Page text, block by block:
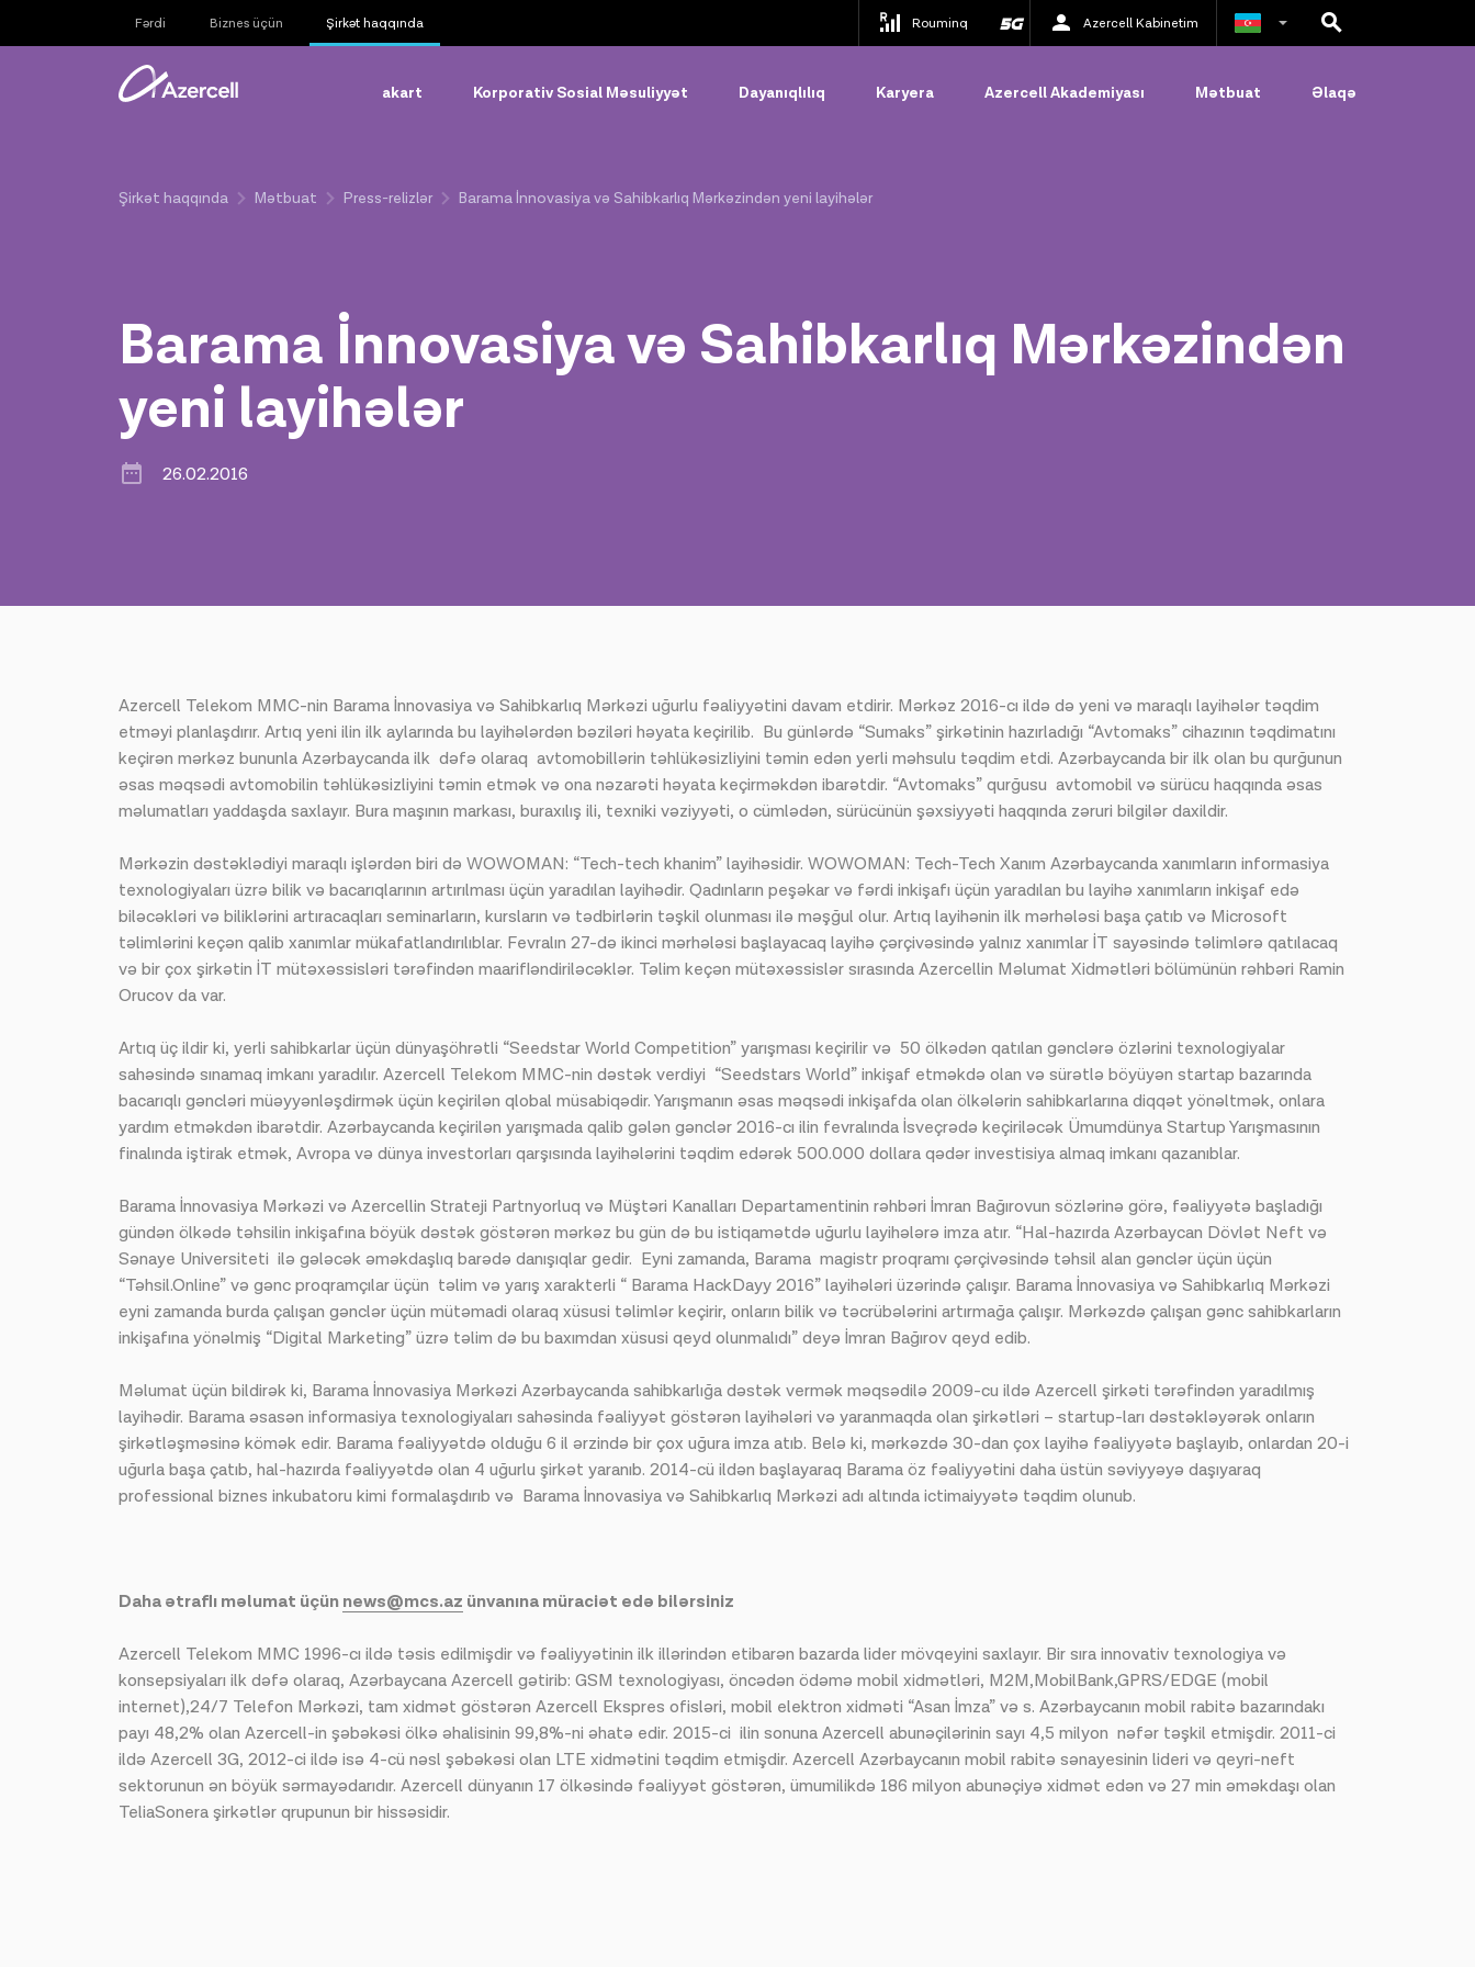
Fərdi Biznes üçün Şirkət haqqında Rouminq Azercell Kabinetim
akart Korporativ Sosial Məsuliyyət Dayanıqlılıq Karyera Azercell Akademiyası Mətbuat Əlaqə
Şirkət haqqında Mətbuat Press-relizlər Barama İnnovasiya və Sahibkarlıq Mərkəzindən yeni layihələr
Barama İnnovasiya və Sahibkarlıq Mərkəzindən
yeni layihələr
26.02.2016
Azercell Telekom MMC-nin Barama İnnovasiya və Sahibkarlıq Mərkəzi uğurlu fəaliyyətini davam etdirir. Mərkəz 2016-cı ildə də yeni və maraqlı layihələr təqdim
etməyi planlaşdırır. Artıq yeni ilin ilk aylarında bu layihələrdən bəziləri həyata keçirilib. Bu günlərdə “Sumaks” şirkətinin hazırladığı “Avtomaks” cihazının təqdimatını
keçirən mərkəz bununla Azərbaycanda ilk dəfə olaraq avtomobillərin təhlükəsizliyini təmin edən yerli məhsulu təqdim etdi. Azərbaycanda bir ilk olan bu qurğunun
əsas məqsədi avtomobilin təhlükəsizliyini təmin etmək və ona nəzarəti həyata keçirməkdən ibarətdir. “Avtomaks” qurğusu avtomobil və sürücu haqqında əsas
məlumatları yaddaşda saxlayır. Bura maşının markası, buraxılış ili, texniki vəziyyəti, o cümlədən, sürücünün şəxsiyyəti haqqında zəruri bilgilər daxildir.
Mərkəzin dəstəklədiyi maraqlı işlərdən biri də WOWOMAN: “Tech-tech khanim” layihəsidir. WOWOMAN: Tech-Tech Xanım Azərbaycanda xanımların informasiya
texnologiyaları üzrə bilik və bacarıqlarının artırılması üçün yaradılan layihədir. Qadınların peşəkar və fərdi inkişafı üçün yaradılan bu layihə xanımların inkişaf edə
biləcəkləri və biliklərini artıracaqları seminarların, kursların və tədbirlərin təşkil olunması ilə məşğul olur. Artıq layihənin ilk mərhələsi başa çatıb və Microsoft
təlimlərini keçən qalib xanımlar mükafatlandırılıblar. Fevralın 27-də ikinci mərhələsi başlayacaq layihə çərçivəsində yalnız xanımlar İT sayəsində təlimlərə qatılacaq
və bir çox şirkətin İT mütəxəssisləri tərəfindən maarifləndiriləcəklər. Təlim keçən mütəxəssislər sırasında Azercellin Məlumat Xidmətləri bölümünün rəhbəri Ramin
Orucov da var.
Artıq üç ildir ki, yerli sahibkarlar üçün dünyaşöhrətli “Seedstar World Competition” yarışması keçirilir və 50 ölkədən qatılan gənclərə özlərini texnologiyalar
sahəsində sınamaq imkanı yaradılır. Azercell Telekom MMC-nin dəstək verdiyi “Seedstars World” inkişaf etməkdə olan və sürətlə böyüyən startap bazarında
bacarıqlı gəncləri müəyyənləşdirmək üçün keçirilən qlobal müsabiqədir. Yarışmanın əsas məqsədi inkişafda olan ölkələrin sahibkarlarına diqqət yönəltmək, onlara
yardım etməkdən ibarətdir. Azərbaycanda keçirilən yarışmada qalib gələn gənclər 2016-cı ilin fevralında İsveçrədə keçiriləcək Ümumdünya Startup Yarışmasının
finalında iştirak etmək, Avropa və dünya investorları qarşısında layihələrini təqdim edərək 500.000 dollara qədər investisiya almaq imkanı qazanıblar.
Barama İnnovasiya Mərkəzi və Azercellin Strateji Partnyorluq və Müştəri Kanalları Departamentinin rəhbəri İmran Bağırovun sözlərinə görə, fəaliyyətə başladığı
gündən ölkədə təhsilin inkişafına böyük dəstək göstərən mərkəz bu gün də bu istiqamətdə uğurlu layihələrə imza atır. “Hal-hazırda Azərbaycan Dövlət Neft və
Sənaye Universiteti ilə gələcək əməkdaşlıq barədə danışıqlar gedir. Eyni zamanda, Barama magistr proqramı çərçivəsində təhsil alan gənclər üçün üçün
“Təhsil.Online” və gənc proqramçılar üçün təlim və yarış xarakterli “ Barama HackDayy 2016” layihələri üzərində çalışır. Barama İnnovasiya və Sahibkarlıq Mərkəzi
eyni zamanda burda çalışan gənclər üçün mütəmadi olaraq xüsusi təlimlər keçirir, onların bilik və təcrübələrini artırmağa çalışır. Mərkəzdə çalışan gənc sahibkarların
inkişafına yönəlmiş “Digital Marketing” üzrə təlim də bu baxımdan xüsusi qeyd olunmalıdı” deyə İmran Bağırov qeyd edib.
Məlumat üçün bildirək ki, Barama İnnovasiya Mərkəzi Azərbaycanda sahibkarlığa dəstək vermək məqsədilə 2009-cu ildə Azercell şirkəti tərəfindən yaradılmış
layihədir. Barama əsasən informasiya texnologiyaları sahəsinda fəaliyyət göstərən layihələri və yaranmaqda olan şirkətləri – startup-ları dəstəkləyərək onların
şirkətləşməsinə kömək edir. Barama fəaliyyətdə olduğu 6 il ərzində bir çox uğura imza atıb. Belə ki, mərkəzdə 30-dan çox layihə fəaliyyətə başlayıb, onlardan 20-i
uğurla başa çatıb, hal-hazırda fəaliyyətdə olan 4 uğurlu şirkət yaranıb. 2014-cü ildən başlayaraq Barama öz fəaliyyətini daha üstün səviyyəyə daşıyaraq
professional biznes inkubatoru kimi formalaşdırıb və Barama İnnovasiya və Sahibkarlıq Mərkəzi adı altında ictimaiyyətə təqdim olunub.
Daha ətraflı məlumat üçünnews@mcs.az ünvanına müraciət edə bilərsiniz
Azercell Telekom MMC 1996-cı ildə təsis edilmişdir və fəaliyyətinin ilk illərindən etibarən bazarda lider mövqeyini saxlayır. Bir sıra innovativ texnologiya və
konsepsiyaları ilk dəfə olaraq, Azərbaycana Azercell gətirib: GSM texnologiyası, öncədən ödəmə mobil xidmətləri, M2M,MobilBank,GPRS/EDGE (mobil
internet),24/7 Telefon Mərkəzi, tam xidmət göstərən Azercell Ekspres ofisləri, mobil elektron xidməti “Asan İmza” və s. Azərbaycanın mobil rabitə bazarındakı
payı 48,2% olan Azercell-in şəbəkəsi ölkə əhalisinin 99,8%-ni əhatə edir. 2015-ci ilin sonuna Azercell abunəçilərinin sayı 4,5 milyon nəfər təşkil etmişdir. 2011-ci
ildə Azercell 3G, 2012-ci ildə isə 4-cü nəsl şəbəkəsi olan LTE xidmətini təqdim etmişdir. Azercell Azərbaycanın mobil rabitə sənayesinin lideri və qeyri-neft
sektorunun ən böyük sərmayədarıdır. Azercell dünyanın 17 ölkəsində fəaliyyət göstərən, ümumilikdə 186 milyon abunəçiyə xidmət edən və 27 min əməkdaşı olan
TeliaSonera şirkətlər qrupunun bir hissəsidir.